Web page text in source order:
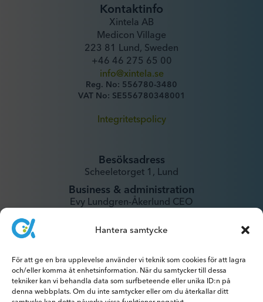
Hantera samtycke
För att ge en bra upplevelse använder vi teknik som cookies för att lagra
och/eller komma åt enhetsinformation. När du samtycker till dessa
tekniker kan vi behandla data som surfbeteende eller unika ID:n på
denna webbplats. Om du inte samtycker eller om du återkallar ditt
Kontaktinfo
Xintela AB
Medicon Village
223 81 Lund, Sweden
+46 46 275 65 00
info@xintela.se
Reg. No: 556780-3480
VAT No: SE556780348001
Integritetspolicy
Besöksadress
Scheeletorget 1, Lund
Business & administration
Evy Lundgren-Åkerlund CEO
ir@xintela.se